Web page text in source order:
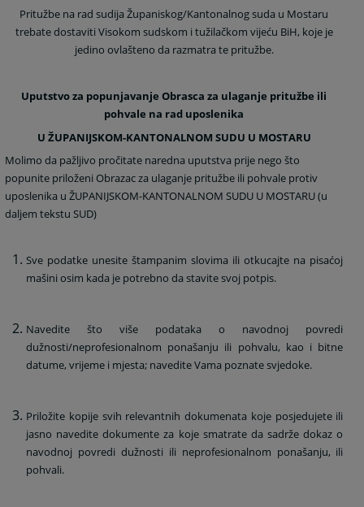
Pritužbe na rad sudija Županiskog/Kantonalnog suda u Mostaru
trebate dostaviti Visokom sudskom i tužilačkom vijeću BiH, koje je
jedino ovlašteno da razmatra te pritužbe.
Uputstvo za popunjavanje Obrasca za ulaganje pritužbe ili
pohvale na rad uposlenika
U ŽUPANIJSKOM-KANTONALNOM SUDU U MOSTARU
Molimo da pažljivo pročitate naredna uputstva prije nego što
popunite priloženi Obrazac za ulaganje pritužbe ili pohvale protiv
uposlenika u ŽUPANIJSKOM-KANTONALNOM SUDU U MOSTARU (u
daljem tekstu SUD)
Sve podatke unesite štampanim slovima ili otkucajte na pisaćoj
mašini osim kada je potrebno da stavite svoj potpis.
Navedite što više podataka o navodnoj povredi
dužnosti/neprofesionalnom ponašanju ili pohvalu, kao i bitne
datume, vrijeme i mjesta; navedite Vama poznate svjedoke.
Priložite kopije svih relevantnih dokumenata koje posjedujete ili
jasno navedite dokumente za koje smatrate da sadrže dokaz o
navodnoj povredi dužnosti ili neprofesionalnom ponašanju, ili
pohvali.